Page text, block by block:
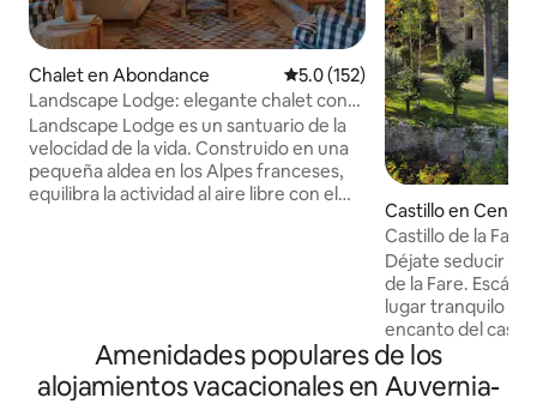
Chalet en Abondance Calificación promedio: 5.0 de
5.0 (152)
Landscape Lodge: elegante chalet con
vistas increíbles
Landscape Lodge es un santuario de la
velocidad de la vida. Construido en una
pequeña aldea en los Alpes franceses,
equilibra la actividad al aire libre con el
llamativos. La gran terraza es un punto
focal, el lugar perfecto para disfrutar de
comidas con tu propio panorama de
Castillo en
Déjate seducir
de la Fare.
lugar tranquilo y
encanto del
magnífico Parque
Cevenas. Deja
glamour
Amenidades populares de los
alojamientos vacacionales en Auvernia-